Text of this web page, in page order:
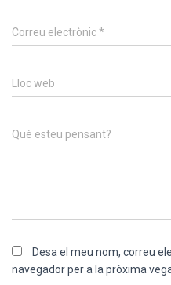
Correu electrònic*
Lloc web
Què esteu pensant?
Desa el meu nom, correu
navegador per a la pròxima